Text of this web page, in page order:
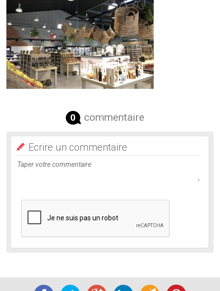
0 commentaire
Ecrire un commentaire